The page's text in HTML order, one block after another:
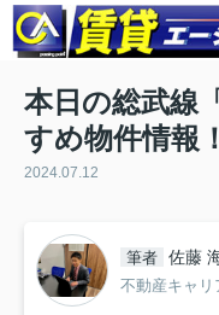
本日の総武線
すめ物件情報
2024.07.12
筆者 佐藤
不動産キャリ